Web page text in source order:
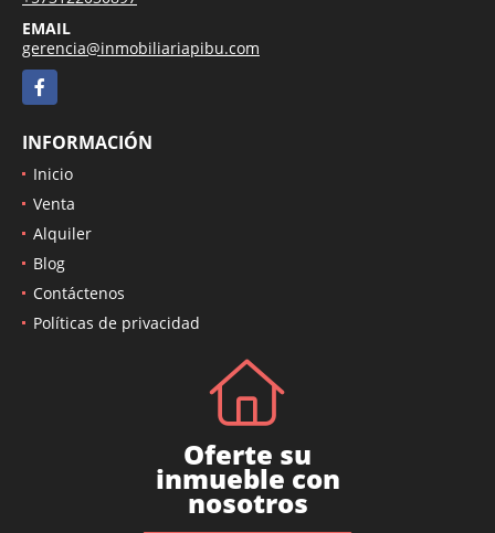
EMAIL
gerencia@inmobiliariapibu.com
Facebook
INFORMACIÓN
Inicio
Venta
Alquiler
Blog
Contáctenos
Políticas de privacidad
Oferte su
inmueble con
nosotros